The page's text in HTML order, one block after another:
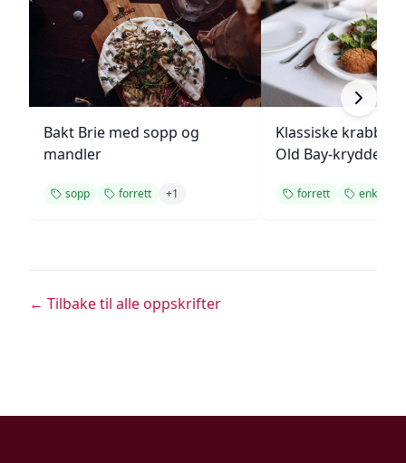
Bakt Brie med sopp og
mandler
sopp forrett +1
Klassiske
Old Bay-krydder
forrett enkel
← Tilbake til alle oppskrifter